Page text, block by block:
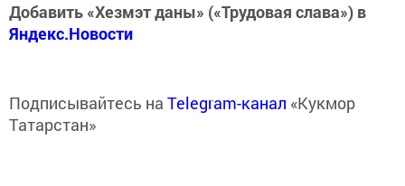
Добавить «Хезмэт даны» («Трудовая слава») в
Яндекс.Новости
Подписывайтесь на Telegram-канал «Кукмор
Татарстан»